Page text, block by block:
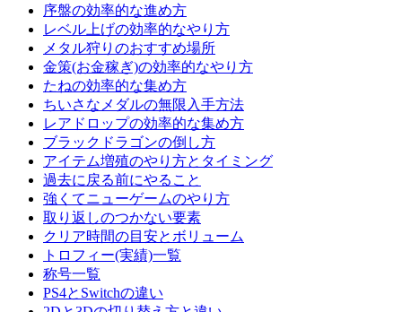
序盤の効率的な進め方
レベル上げの効率的なやり方
メタル狩りのおすすめ場所
金策(お金稼ぎ)の効率的なやり方
たねの効率的な集め方
ちいさなメダルの無限入手方法
レアドロップの効率的な集め方
ブラックドラゴンの倒し方
アイテム増殖のやり方とタイミング
過去に戻る前にやること
強くてニューゲームのやり方
取り返しのつかない要素
クリア時間の目安とボリューム
トロフィー(実績)一覧
称号一覧
PS4とSwitchの違い